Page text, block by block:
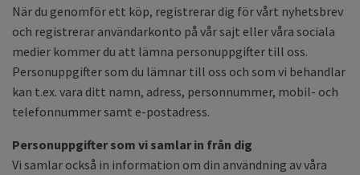
När du genomför ett köp, registrerar dig för vårt nyhetsbrev
och registrerar användarkonto på vår sajt eller våra sociala
medier kommer du att lämna personuppgifter till oss.
Personuppgifter som du lämnar till oss och som vi behandlar
kan t.ex. vara ditt namn, adress, personnummer, mobil- och
telefonnummer samt e-postadress.
Personuppgifter som vi samlar in från dig
Vi samlar också in information om din användning av våra